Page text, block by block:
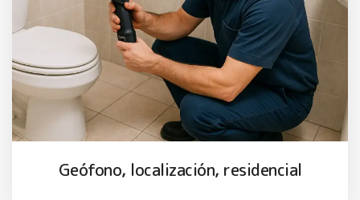
Geófono, localización, residencial